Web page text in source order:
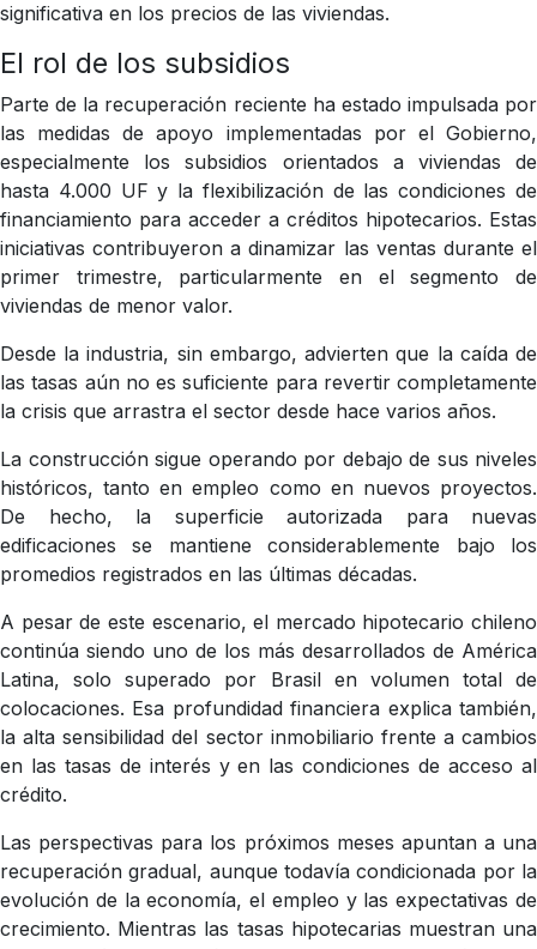
significativa en los precios de las viviendas.
El rol de los subsidios
Parte de la recuperación reciente ha estado impulsada por
las medidas de apoyo implementadas por el Gobierno,
especialmente los subsidios orientados a viviendas de
hasta 4.000 UF y la flexibilización de las condiciones de
financiamiento para acceder a créditos hipotecarios. Estas
iniciativas contribuyeron a dinamizar las ventas durante el
primer trimestre, particularmente en el segmento de
viviendas de menor valor.
Desde la industria, sin embargo, advierten que la caída de
las tasas aún no es suficiente para revertir completamente
la crisis que arrastra el sector desde hace varios años.
La construcción sigue operando por debajo de sus niveles
históricos, tanto en empleo como en nuevos proyectos.
De hecho, la superficie autorizada para nuevas
edificaciones se mantiene considerablemente bajo los
promedios registrados en las últimas décadas.
A pesar de este escenario, el mercado hipotecario chileno
continúa siendo uno de los más desarrollados de América
Latina, solo superado por Brasil en volumen total de
colocaciones. Esa profundidad financiera explica también,
la alta sensibilidad del sector inmobiliario frente a cambios
en las tasas de interés y en las condiciones de acceso al
crédito.
Las perspectivas para los próximos meses apuntan a una
recuperación gradual, aunque todavía condicionada por la
evolución de la economía, el empleo y las expectativas de
crecimiento. Mientras las tasas hipotecarias muestran una